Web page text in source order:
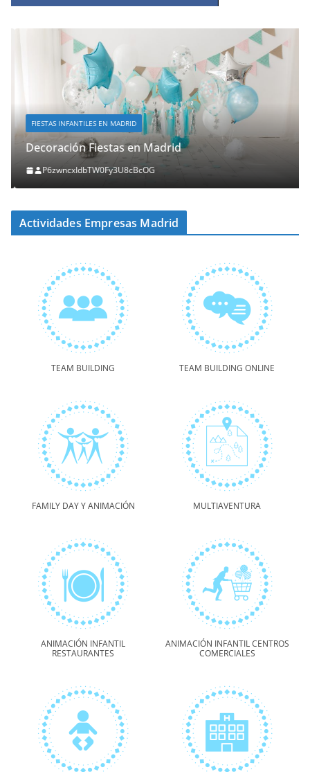
FIESTAS INFANTILES EN MADRID
Decoración Fiestas en Madrid
P6zwncxIdbTW0Fy3U8cBcOG
Actividades Empresas Madrid
TEAM BUILDING TEAM BUILDING ONLINE
FAMILY DAY Y ANIMACIÓN MULTIAVENTURA
ANIMACIÓN INFANTIL
RESTAURANTES
ANIMACIÓN INFANTIL CENTROS
COMERCIALES